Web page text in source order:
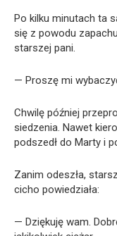
Po kilku minutach ta
się z powodu
starszej pani.
— Proszę mi
Chwilę później
siedzenia. Nawet
podszedł do Marty i
Zanim odeszła,
cicho powiedziała:
— Dziękuję wam.